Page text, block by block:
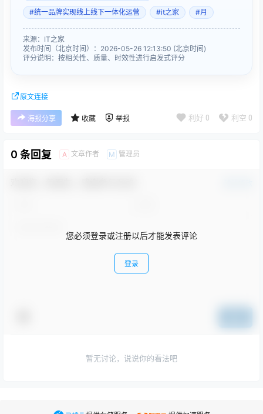
#统一品牌实现线上线下一体化运营
#it之家 #月
来源：IT之家
发布时间（北京时间）：2026-05-26 12:13:50 (北京时间)
评分说明：按相关性、质量、时效性进行启发式评分
原文连接
海报分享 收藏 举报 利好 0 利空 0
0 条回复 A 文章作者 M 管理员
您必须登录或注册以后才能发表评论
登录
暂无讨论，说说你的看法吧